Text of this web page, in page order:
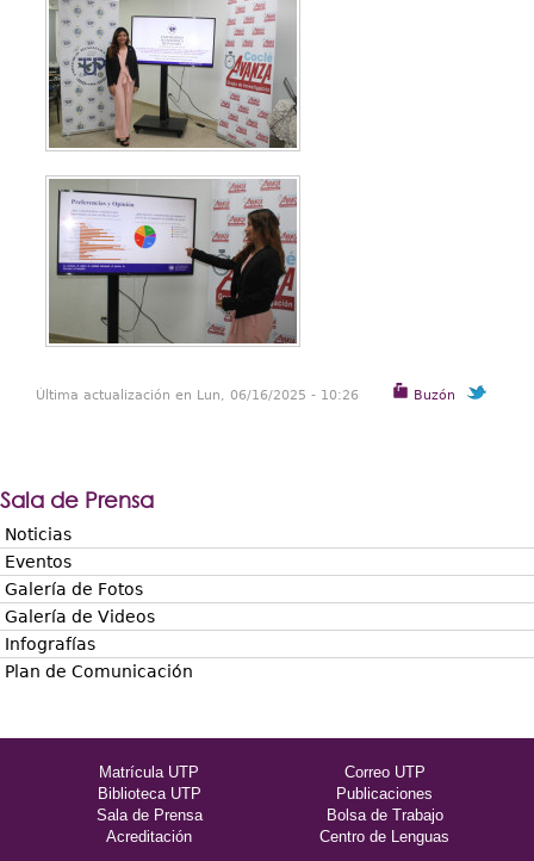
Buzón
Última actualización en Lun, 06/16/2025 - 10:26
Sala de Prensa
Noticias
Eventos
Galería de Fotos
Galería de Videos
Infografías
Plan de Comunicación
Matrícula UTP
Correo UTP
Biblioteca UTP
Publicaciones
Sala de Prensa
Bolsa de Trabajo
Acreditación
Centro de Lenguas